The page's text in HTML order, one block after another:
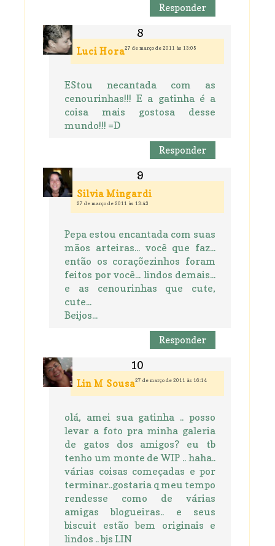
Responder
Luci Hora27 de março de 2011 às 13:05
EStou necantada com as
cenourinhas!!! E a gatinha é a
coisa mais gostosa desse
mundo!!! =D
Responder
Silvia Mingardi
27 de março de 2011 às 13:43
Pepa estou encantada com suas
mãos arteiras... você que faz...
então os coraçõezinhos foram
feitos por você... lindos demais...
e as cenourinhas que cute,
cute...
Beijos...
Responder
Lin M Sousa27 de março de 2011 às 16:14
olá, amei sua gatinha .. posso
levar a foto pra minha galeria
de gatos dos amigos? eu tb
tenho um monte de WIP .. haha..
várias coisas começadas e por
terminar..gostaria q meu tempo
rendesse como de várias
amigas blogueiras.. e seus
biscuit estão bem originais e
lindos .. bjs LIN